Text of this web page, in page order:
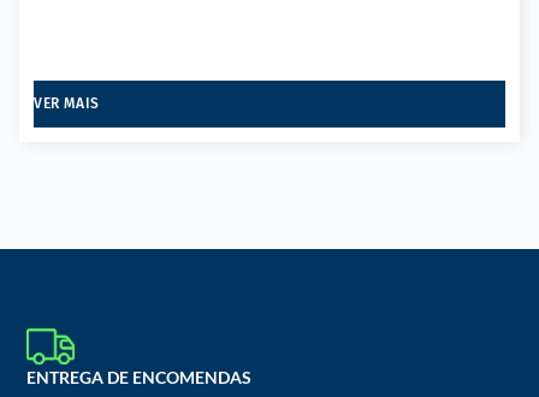
VER MAIS
ENTREGA DE ENCOMENDAS